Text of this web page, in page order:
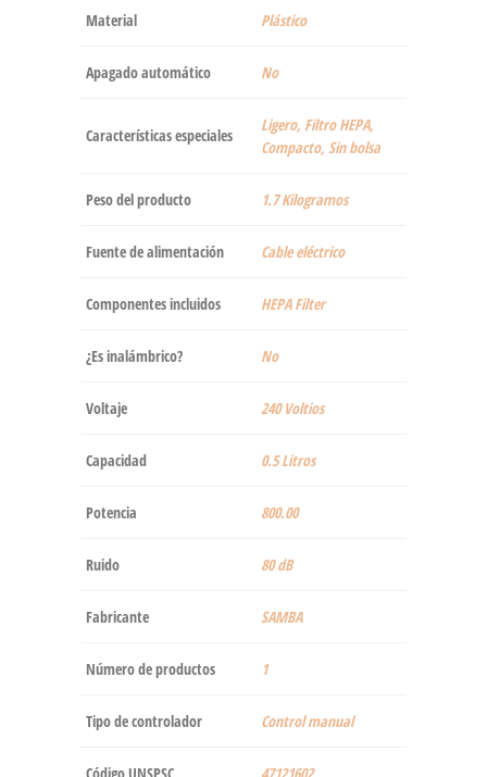
Material ‎Plástico
Apagado automático ‎No
Características especiales
‎Ligero, Filtro HEPA,
Compacto, Sin bolsa
Peso del producto ‎1.7 Kilogramos
Fuente de alimentación ‎Cable eléctrico
Componentes incluidos ‎HEPA Filter
¿Es inalámbrico? ‎No
Voltaje ‎240 Voltios
Capacidad ‎0.5 Litros
Potencia ‎800.00
Ruido ‎80 dB
Fabricante ‎SAMBA
Número de productos ‎1
Tipo de controlador ‎Control manual
Código UNSPSC 47121602